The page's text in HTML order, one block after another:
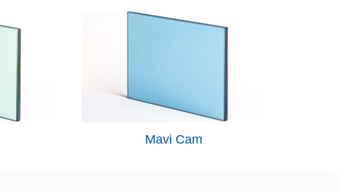
Mavi Cam